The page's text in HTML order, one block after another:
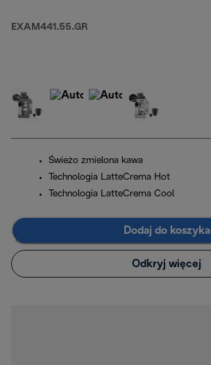
EXAM441.55.GR
Świeżo zmielona kawa
Technologia LatteCrema Hot
Technologia LatteCrema Cool
Dodaj do koszyka
Odkryj więcej